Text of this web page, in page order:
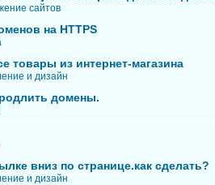
сайтов
на HTTPS
товары из интернет-магазина
и дизайн
домены.
вниз по странице.как сделать?
и дизайн